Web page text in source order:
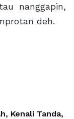
nanggapin,
deh.
Kenali Tanda,